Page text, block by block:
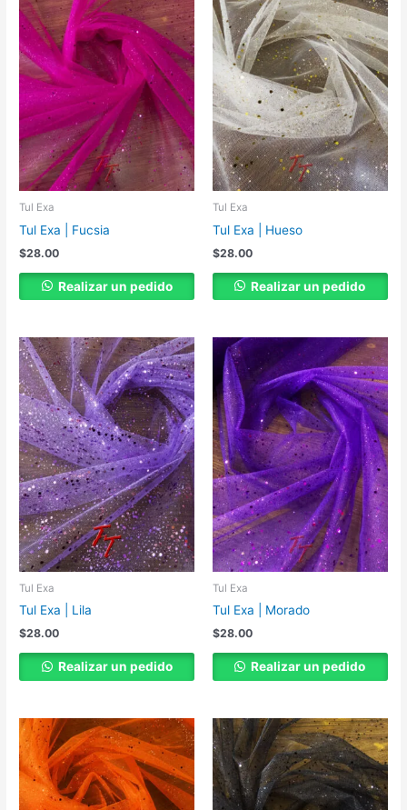
Tul Exa
Tul Exa | Fucsia
$28.00
Realizar un pedido
Tul Exa
Tul Exa | Hueso
$28.00
Realizar un pedido
Tul Exa
Tul Exa | Lila
$28.00
Realizar un pedido
Tul Exa
Tul Exa | Morado
$28.00
Realizar un pedido